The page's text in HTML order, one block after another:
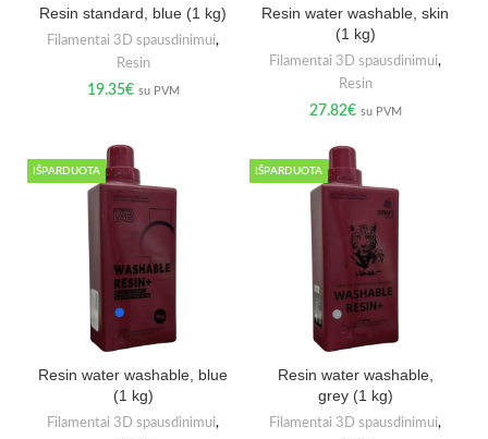
Resin standard, blue (1 kg)
Filamentai 3D spausdinimui,
Resin
19.35€ su PVM
Resin water washable, skin
(1 kg)
Filamentai 3D spausdinimui,
Resin
27.82€ su PVM
IŠPARDUOTA
Resin water washable, blue
(1 kg)
Filamentai 3D spausdinimui,
IŠPARDUOTA
Resin water washable,
grey (1 kg)
Filamentai 3D spausdinimui,